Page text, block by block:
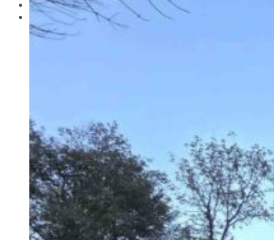
Actualitat